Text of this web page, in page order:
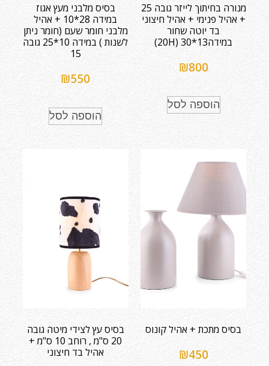
מנורה בחיתוך לייזר גובה 25
+ אהיל פנימי + אהיל חיצוני
בד יוטה שחור
במידה13*30 (20H)
₪800
הוספה לסל
בסיס מלבני מעץ אגוז
במידה 28*10 + אהיל
מלבני חומר שעם (חומר ניתן
לשנות ) במידה 10*25 גובה
15
₪550
הוספה לסל
בסיס מתכת + אהיל קונוס
₪450
בסיס עץ לצידי מיטה גובה
20 ס"מ , רוחב 10 ס"מ +
אהיל בד חיצוני